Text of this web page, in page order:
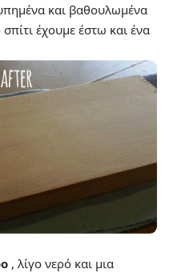
και βαθουλωμένα
έχουμε έστω και ένα
, λίγο νερό και μια